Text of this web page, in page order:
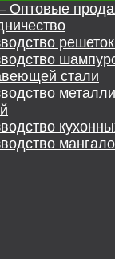
Оптовые
стали